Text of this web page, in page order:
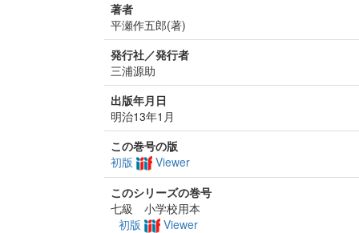
著者
平瀬作五郎(著)
発行社／発行者
三浦源助
出版年月日
明治13年1月
この巻号の版
初版
Viewer
このシリーズの巻号
七級 小学校用本
初版
Viewer